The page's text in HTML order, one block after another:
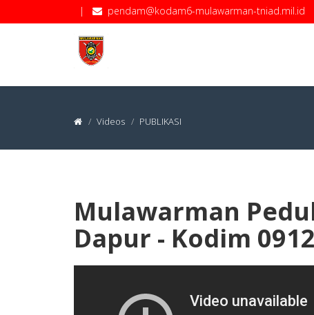
| pendam@kodam6-mulawarman-tniad.mil.id
Videos PUBLIKASI
Mulawarman
Dapur - Kodim